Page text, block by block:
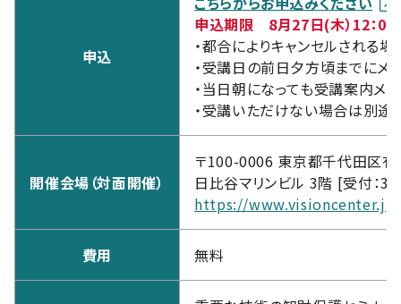
申込
申込期限 8月27日(木）12：00
・都合によりキャンセルされる場
・受講日の前日夕方頃までにメ
・当日朝になっても受講案内メ
・受講いただけない場合は別途
開催会場（対面開催）
〒100-0006 東京都千代田区
日比谷マリンビル 3階 [受付：
https://
費用 無料